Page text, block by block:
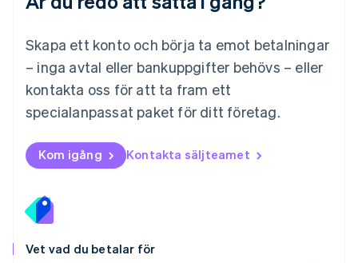
Skapa ett konto och börja ta emot betalningar
– inga avtal eller bankuppgifter behövs – eller
kontakta oss för att ta fram ett
specialanpassat paket för ditt företag.
Kom igång Kontakta säljteamet
Vet vad du betalar för
Nederländerna
Norge
English
Nya Zeeland
English
English
Português English
Rumänien
Schweiz
Deutsch
English简体中文